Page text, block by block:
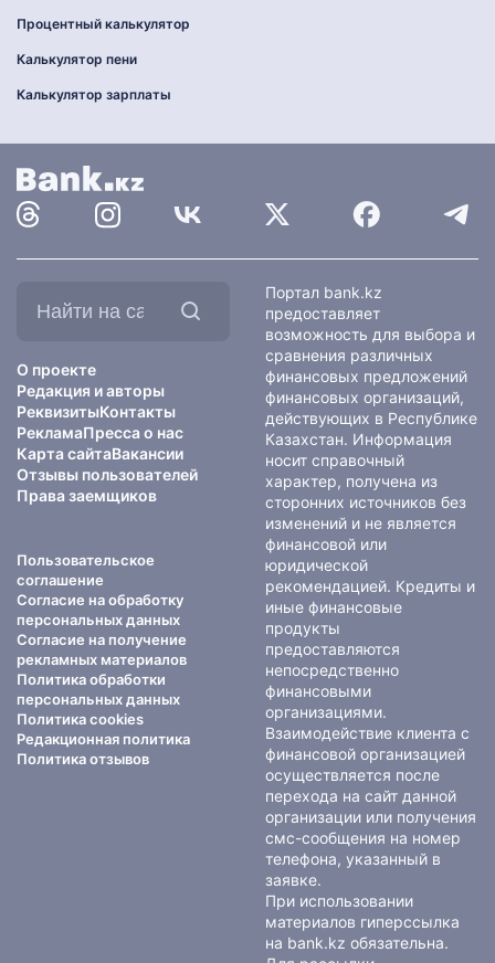
Процентный калькулятор
Калькулятор пени
Калькулятор зарплаты
О проекте
Редакция и авторы
РеквизитыКонтакты
РекламаПресса о нас
Карта сайтаВакансии
Отзывы пользователей
Права заемщиков
Пользовательское
соглашение
Согласие на обработку
персональных данных
Согласие на получение
рекламных материалов
Политика обработки
персональных данных
Политика cookies
Редакционная политика
Политика отзывов
Портал bank.kz
предоставляет
возможность для выбора и
сравнения различных
финансовых предложений
финансовых организаций,
действующих в Республике
Казахстан. Информация
носит справочный
характер, получена из
сторонних источников без
изменений и не является
финансовой или
юридической
рекомендацией. Кредиты и
иные финансовые
продукты
предоставляются
непосредственно
финансовыми
организациями.
Взаимодействие клиента с
финансовой организацией
осуществляется после
перехода на сайт данной
организации или получения
смс-сообщения на номер
телефона, указанный в
заявке.
При использовании
материалов гиперссылка
на bank.kz обязательна.